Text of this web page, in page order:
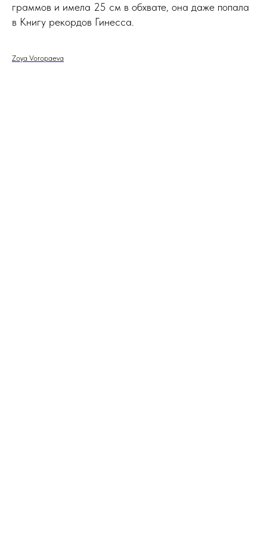
граммов и имела 25 см в обхвате, она даже попала
в Книгу рекордов Гинесса.
Zoya Voropaeva